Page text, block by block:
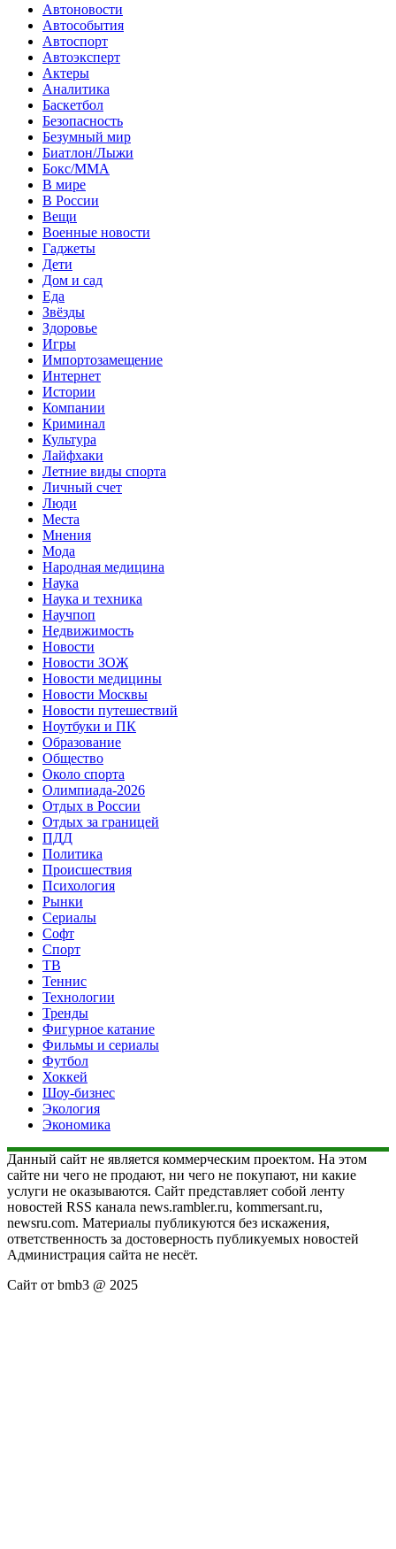
Автоновости
Автособытия
Автоспорт
Автоэксперт
Актеры
Аналитика
Баскетбол
Безопасность
Безумный мир
Биатлон/Лыжи
Бокс/MMA
В мире
В России
Вещи
Военные новости
Гаджеты
Дети
Дом и сад
Еда
Звёзды
Здоровье
Игры
Импортозамещение
Интернет
Истории
Компании
Криминал
Культура
Лайфхаки
Летние виды спорта
Личный счет
Люди
Места
Мнения
Мода
Народная медицина
Наука
Наука и техника
Научпоп
Недвижимость
Новости
Новости ЗОЖ
Новости медицины
Новости Москвы
Новости путешествий
Ноутбуки и ПК
Образование
Общество
Около спорта
Олимпиада-2026
Отдых в России
Отдых за границей
ПДД
Политика
Происшествия
Психология
Рынки
Сериалы
Софт
Спорт
ТВ
Теннис
Технологии
Тренды
Фигурное катание
Фильмы и сериалы
Футбол
Хоккей
Шоу-бизнес
Экология
Экономика
Данный сайт не является коммерческим проектом. На этом
сайте ни чего не продают, ни чего не покупают, ни какие
услуги не оказываются. Сайт представляет собой ленту
новостей RSS канала news.rambler.ru, kommersant.ru,
newsru.com. Материалы публикуются без искажения,
ответственность за достоверность публикуемых новостей
Администрация сайта не несёт.
Сайт от bmb3 @ 2025